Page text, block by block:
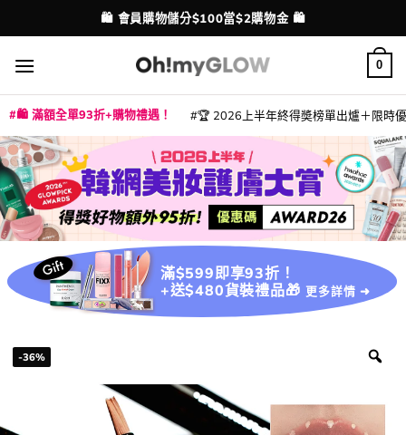
to
content
配送港澳
💳 支援消費券、FPS、八達通、PAYME、信用卡付款
0
🛍️ 滿額全單93折+購物禮遇！ 🏆 2026上半年終得奬榜單出爐＋限時
滿$599即享93折！
+送$480貨裝禮品🎁 更多詳情 ➜
-36%